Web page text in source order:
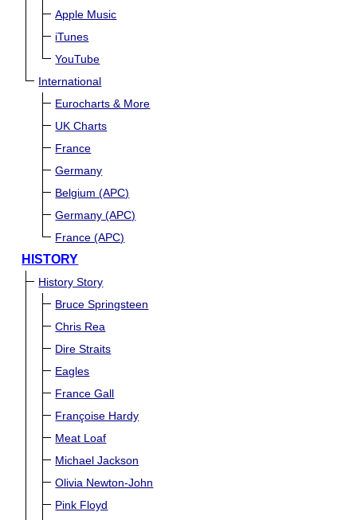
Apple Music
iTunes
YouTube
International
Eurocharts & More
UK Charts
France
Germany
Belgium (APC)
Germany (APC)
France (APC)
HISTORY
History Story
Bruce Springsteen
Chris Rea
Dire Straits
Eagles
France Gall
Françoise Hardy
Meat Loaf
Michael Jackson
Olivia Newton-John
Pink Floyd